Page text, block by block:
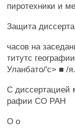
пиротехники и
Защита
часов на
титутс
Уланбато/'с> ■ /
С диссертацией
рафии СО РАН
О о